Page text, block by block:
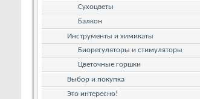
Сухоцветы
Балкон
Инструменты и химикаты
Биорегуляторы и стимуляторы
Цветочные горшки
Выбор и покупка
Это интересно!